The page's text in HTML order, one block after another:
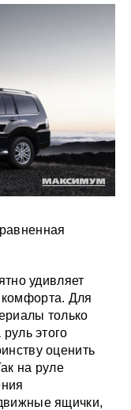
удивляет
Для
только
этого
оценить
на руле
ящички,